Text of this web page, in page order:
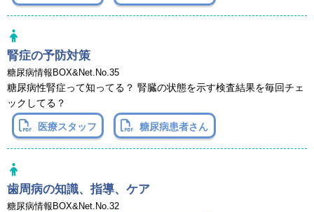
腎症の予防対策
糖尿病情報BOX&Net.No.35
糖尿病性腎症って知ってる？ 腎臓の状態を示す検査結果を毎回チェ
ックしてる？
医療スタッフ 糖尿病患者さん
歯周病の知識、指導、ケア
糖尿病情報BOX&Net.No.32